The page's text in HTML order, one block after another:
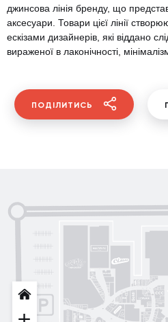
джинсова лінія бренду, що
аксесуари. Товари цієї лінії
ескізами дизайнерів, які віддано
вираженої в лаконічності,
ПОДІЛИТИСЬ
Sкріпка Intimissimi UOMO
Posud market